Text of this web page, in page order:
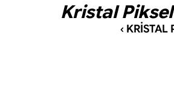
Kristal
‹ KRİSTAL